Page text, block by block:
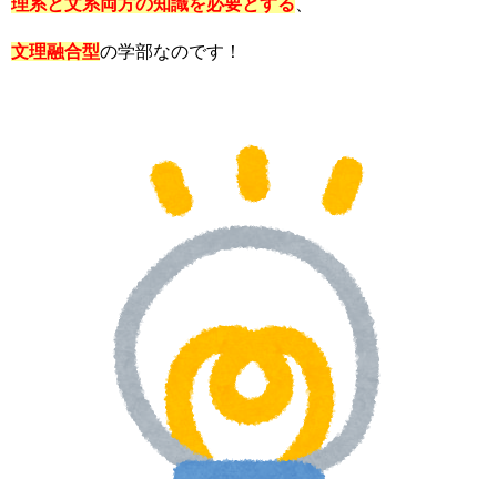
文理融合型の学部なのです！